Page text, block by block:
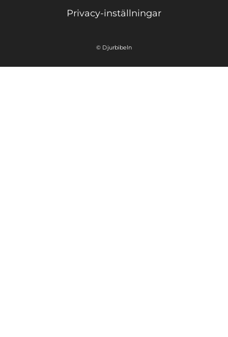
Privacy-inställningar
© Djurbibeln